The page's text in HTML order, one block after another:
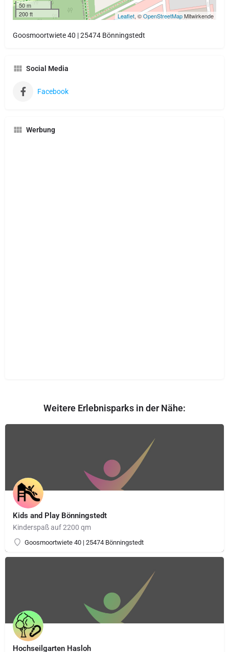
50 m
200 ft
Leaflet, ©OpenStreetMapMitwirkende
Goosmoortwiete 40 | 25474 Bönningstedt
Social Media
Facebook
Werbung
Weitere Erlebnisparks in der Nähe:
Kids and Play Bönningstedt
Kinderspaß auf 2200 qm
Goosmoortwiete 40 | 25474 Bönningstedt
Hochseilgarten Hasloh